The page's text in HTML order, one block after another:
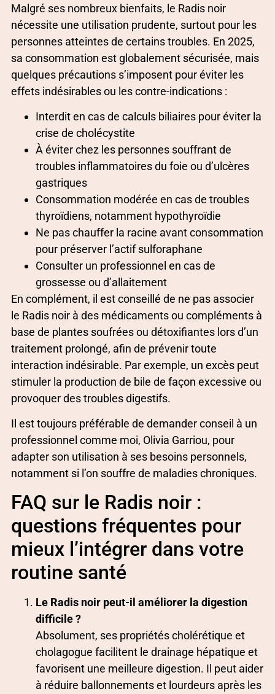
Malgré ses nombreux bienfaits, le Radis noir
nécessite une utilisation prudente, surtout pour les
personnes atteintes de certains troubles. En 2025,
sa consommation est globalement sécurisée, mais
quelques précautions s’imposent pour éviter les
effets indésirables ou les contre-indications :
Interdit en cas de calculs biliaires pour éviter la
crise de cholécystite
À éviter chez les personnes souffrant de
troubles inflammatoires du foie ou d’ulcères
gastriques
Consommation modérée en cas de troubles
thyroïdiens, notamment hypothyroïdie
Ne pas chauffer la racine avant consommation
pour préserver l’actif sulforaphane
Consulter un professionnel en cas de
grossesse ou d’allaitement
En complément, il est conseillé de ne pas associer
le Radis noir à des médicaments ou compléments à
base de plantes soufrées ou détoxifiantes lors d’un
traitement prolongé, afin de prévenir toute
interaction indésirable. Par exemple, un excès peut
stimuler la production de bile de façon excessive ou
provoquer des troubles digestifs.
Il est toujours préférable de demander conseil à un
professionnel comme moi, Olivia Garriou, pour
adapter son utilisation à ses besoins personnels,
notamment si l’on souffre de maladies chroniques.
FAQ sur le Radis noir :
questions fréquentes pour
mieux l’intégrer dans votre
routine santé
Le Radis noir peut-il améliorer la digestion
difficile ?
Absolument, ses propriétés cholérétique et
cholagogue facilitent le drainage hépatique et
favorisent une meilleure digestion. Il peut aider
à réduire ballonnements et lourdeurs après les